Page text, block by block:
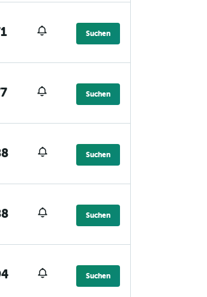
Suchen
Suchen
Suchen
Suchen
Suchen